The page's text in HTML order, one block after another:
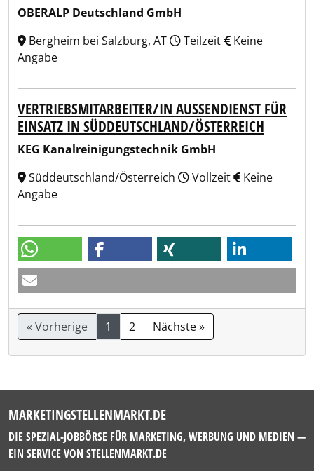
OBERALP Deutschland GmbH
Bergheim bei Salzburg, AT
Teilzeit
Keine
Angabe
VERTRIEBSMITARBEITER/IN AUSSENDIENST FÜR E
INSATZ IN SÜDDEUTSCHLAND/ÖSTERREICH
KEG Kanalreinigungstechnik GmbH
Süddeutschland/Österreich
Vollzeit
Keine
Angabe
« Vorherige 1 2 Nächste »
MARKETINGSTELLENMARKT.DE
DIE SPEZIAL-JOBBÖRSE FÜR MARKETING, WERBUNG UND MEDIEN —
EIN SERVICE VON STELLENMARKT.DE